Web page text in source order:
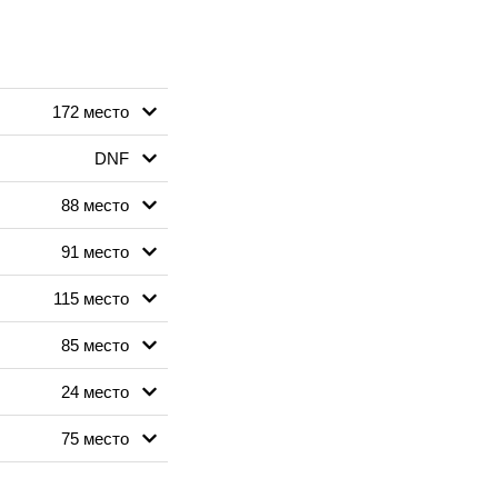
172 место
DNF
88 место
91 место
115 место
85 место
24 место
75 место